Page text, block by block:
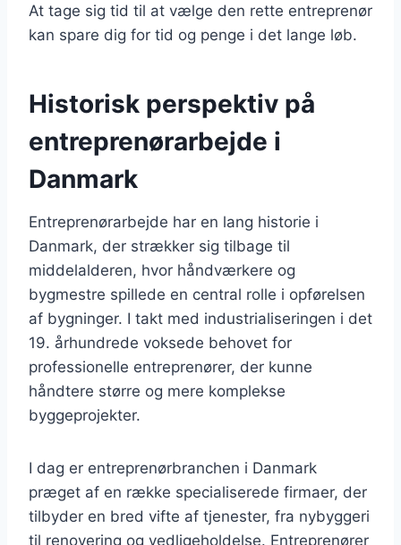
At tage sig tid til at vælge den rette entreprenør
kan spare dig for tid og penge i det lange løb.
Historisk perspektiv på
entreprenørarbejde i
Danmark
Entreprenørarbejde har en lang historie i
Danmark, der strækker sig tilbage til
middelalderen, hvor håndværkere og
bygmestre spillede en central rolle i opførelsen
af bygninger. I takt med industrialiseringen i det
19. århundrede voksede behovet for
professionelle entreprenører, der kunne
håndtere større og mere komplekse
byggeprojekter.
I dag er entreprenørbranchen i Danmark
præget af en række specialiserede firmaer, der
tilbyder en bred vifte af tjenester, fra nybyggeri
til renovering og vedligeholdelse. Entreprenører